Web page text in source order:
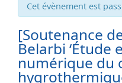
Cet évènement est
[Soutenance
Belarbi
numérique du